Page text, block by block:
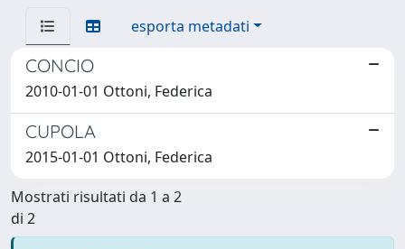
esporta metadati
CONCIO
2010-01-01 Ottoni, Federica
CUPOLA
2015-01-01 Ottoni, Federica
Mostrati risultati da 1 a 2
di 2